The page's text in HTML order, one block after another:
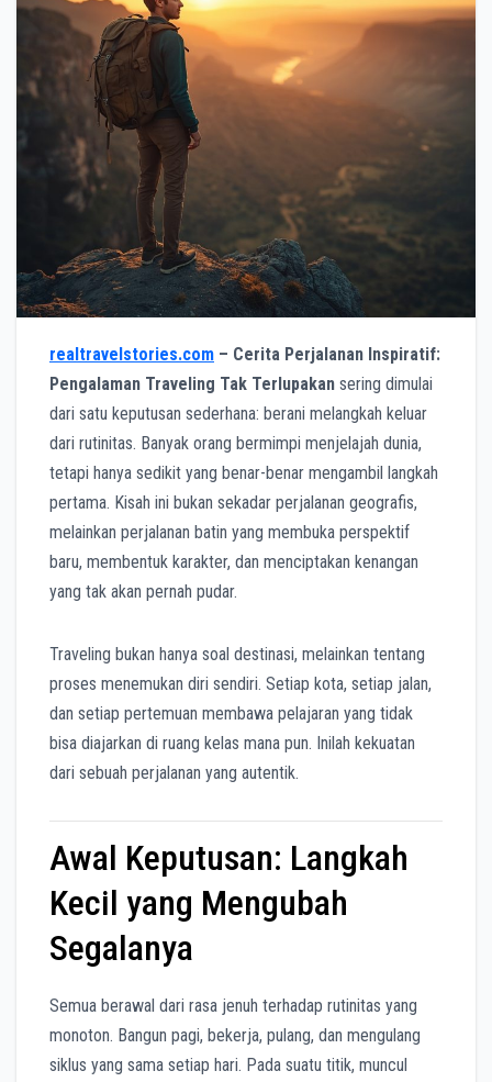
realtravelstories.com – Cerita Perjalanan Inspiratif:
Pengalaman Traveling Tak Terlupakan sering dimulai
dari satu keputusan sederhana: berani melangkah keluar
dari rutinitas. Banyak orang bermimpi menjelajah dunia,
tetapi hanya sedikit yang benar-benar mengambil langkah
pertama. Kisah ini bukan sekadar perjalanan geografis,
melainkan perjalanan batin yang membuka perspektif
baru, membentuk karakter, dan menciptakan kenangan
yang tak akan pernah pudar.
Traveling bukan hanya soal destinasi, melainkan tentang
proses menemukan diri sendiri. Setiap kota, setiap jalan,
dan setiap pertemuan membawa pelajaran yang tidak
bisa diajarkan di ruang kelas mana pun. Inilah kekuatan
dari sebuah perjalanan yang autentik.
Awal Keputusan: Langkah
Kecil yang Mengubah
Segalanya
Semua berawal dari rasa jenuh terhadap rutinitas yang
monoton. Bangun pagi, bekerja, pulang, dan mengulang
siklus yang sama setiap hari. Pada suatu titik, muncul